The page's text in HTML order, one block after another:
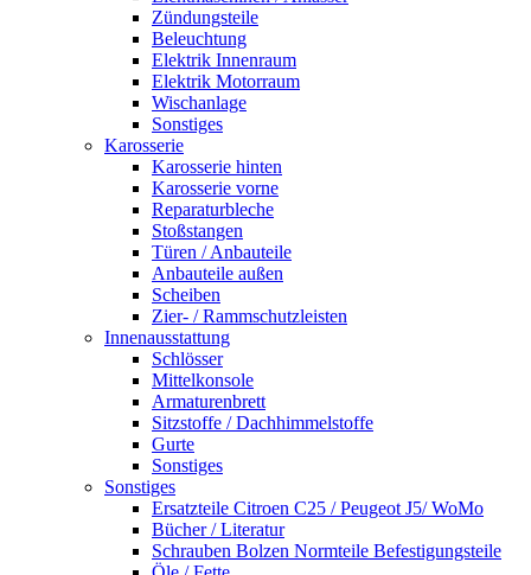
Zündungsteile
Beleuchtung
Elektrik Innenraum
Elektrik Motorraum
Wischanlage
Sonstiges
Karosserie
Karosserie hinten
Karosserie vorne
Reparaturbleche
Stoßstangen
Türen / Anbauteile
Anbauteile außen
Scheiben
Zier- / Rammschutzleisten
Innenausstattung
Schlösser
Mittelkonsole
Armaturenbrett
Sitzstoffe / Dachhimmelstoffe
Gurte
Sonstiges
Sonstiges
Ersatzteile Citroen C25 / Peugeot J5/ WoMo
Bücher / Literatur
Schrauben Bolzen Normteile Befestigungsteile